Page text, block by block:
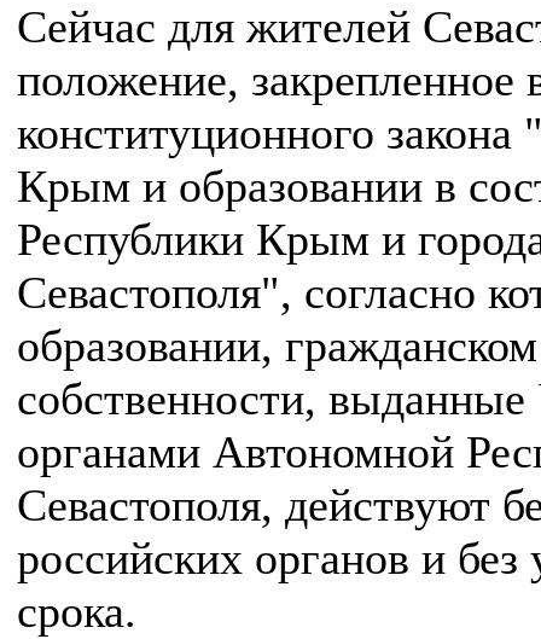
Сейчас для жителей
положение, закрепленное
конституционного
Крым и образовании в
Республики Крым и
Севастополя", согласно
образовании,
собственности,
органами Автономной
Севастополя, действуют
российских органов и без
срока.